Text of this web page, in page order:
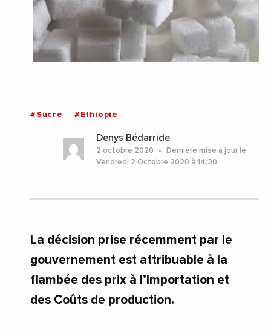
#Sucre #Ethiopie
Denys Bédarride
2 octobre 2020
Dernière mise à jour le
Vendredi 2 Octobre 2020 à 14:30
La décision prise récemment par le
gouvernement est attribuable à la
flambée des prix à l’Importation et
des Coûts de production.